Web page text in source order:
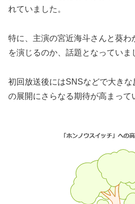
れていました。
特に、主演の宮近海斗さんと葵わ
を演じるのか、話題となっていま
初回放送後にはSNSなどで大き
の展開にさらなる期待が高まって